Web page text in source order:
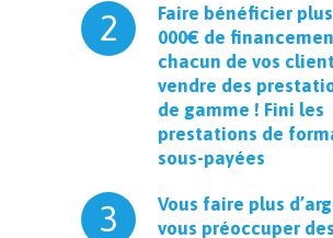
2
Faire bénéficier
000€ de
chacun de vos
vendre des
de gamme ! Fini les
prestations de
sous-payées
3
Vous faire plus
vous préoccuper des